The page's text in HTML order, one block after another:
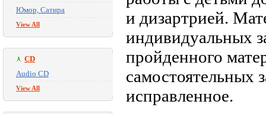
Юмор, Сатира
View All
CD
Audio CD
View All
и дизартрией.
индивидуальных
пройденного
самостоятельных
исправленное.